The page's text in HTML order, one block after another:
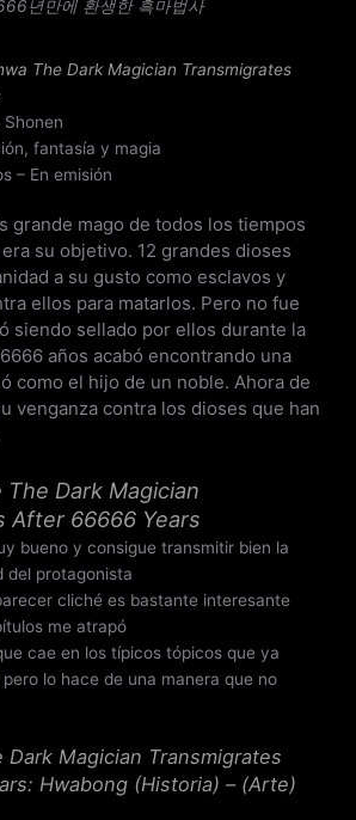
5
5
년만에 환생한 흑마법사
The Dark Magician Transmigrates
fantasía y magia
– En emisión
grande mago de todos los tiempos
su objetivo. 12 grandes dioses
a su gusto como esclavos y
ellos para matarlos. Pero no fue
siendo sellado por ellos durante la
años acabó encontrando una
como el hijo de un noble. Ahora de
venganza contra los dioses que han
The Dark Magician
After 66666 Years
bueno y consigue transmitir bien la
del protagonista
cliché es bastante interesante
me atrapó
cae en los típicos tópicos que ya
lo hace de una manera que no
Magician Transmigrates
Hwabong (Historia) – (Arte)